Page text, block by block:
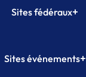
Sites fédéraux+
Plateforme Formation
Sites événements+